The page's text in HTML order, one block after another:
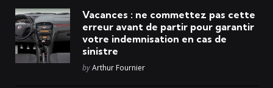
Vacances : ne commettez pas cette
erreur avant de partir pour garantir
votre indemnisation en cas de
sinistre
Posted
byArthur Fournier